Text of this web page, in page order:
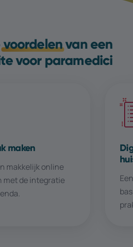
voordelenvan een
voor paramedici
maken
makkelijk online
met de integratie